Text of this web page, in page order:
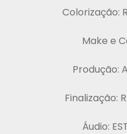
Colorização:
Make e
Produção:
Finalização:
Áudio: